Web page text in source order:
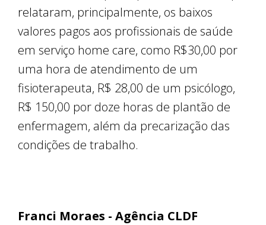
relataram, principalmente, os baixos
valores pagos aos profissionais de saúde
em serviço home care, como R$30,00 por
uma hora de atendimento de um
fisioterapeuta, R$ 28,00 de um psicólogo,
R$ 150,00 por doze horas de plantão de
enfermagem, além da precarização das
condições de trabalho.
Franci Moraes - Agência CLDF